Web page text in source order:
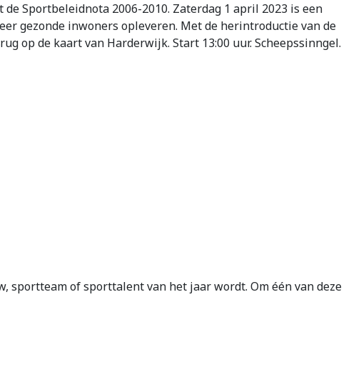
Sportbeleidnota 2006-2010. Zaterdag 1 april 2023 is een
gezonde inwoners opleveren. Met de herintroductie van de
op de kaart van Harderwijk. Start 13:00 uur. Scheepssinngel.
of sporttalent van het jaar wordt. Om één van deze